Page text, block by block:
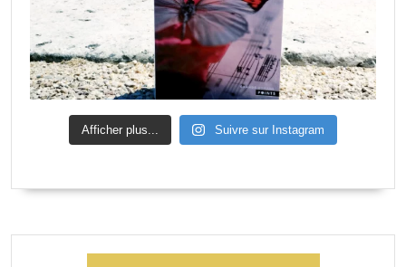
Afficher plus... Suivre sur Instagram